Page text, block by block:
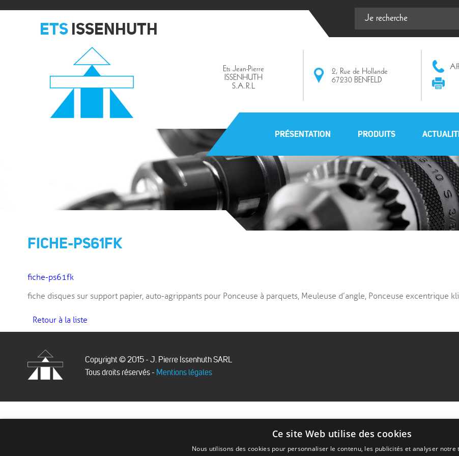
ETS ISSENHUTH
Ets Jean-Pierre
ISSENHUTH
S.A.R.L
2, Rue de Hollande
67230 BENFELD
PRÉSENTATION PRODUITS
FICHE-PS61FK
fiche-ps61fk
fiche disques sur support papier, auto-agrippants pour Ponceuse à parquets, Meuleuse d’angle, Ponceuse excentrique
Retour à la liste
Copyright © 2015 - J. Pierre Issenhuth SARL
Tous droits réservés - Mentions légales
Ce site Web utilise des cookies
Nous utilisons des cookies pour personnaliser le contenu, les publicités et analyser notre